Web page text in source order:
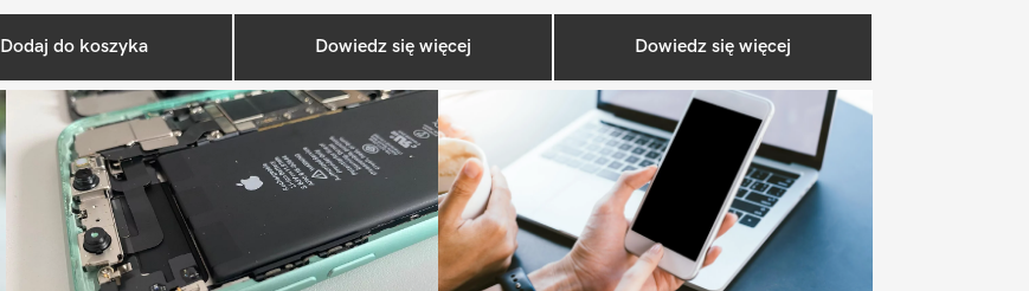
Dodaj do koszyka Dowiedz się więcej Dowiedz się więcej
Sidebar
Ostatnio na blogu